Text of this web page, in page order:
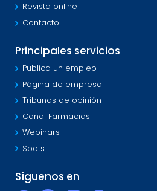
Revista online
Contacto
Principales servicios
Publica un empleo
Página de empresa
Tribunas de opinión
Canal Farmacias
Webinars
Spots
Síguenos en